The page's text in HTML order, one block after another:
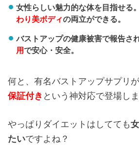
女性らしい魅力的な体を目指せる。
わり美ボディの両立ができる。
バストアップの健康被害で報告さ
用で安心・安全。
何と、有名バストアップサプリ
保証付き という神対応で登場しま
やっぱりダイエットはしてても
たいですよね？